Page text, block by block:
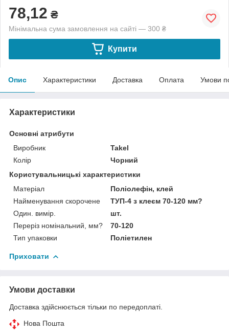
78,12 ₴
Мінімальна сума замовлення на сайті — 300 ₴
Купити
Опис Характеристики Доставка Оплата Умови
Характеристики
Основні атрибути
Виробник
Takel
Колір
Чорний
Користувальницькі характеристики
Матеріал
Поліолефін, клей
Найменування скорочене
ТУП-4 з клеєм 70-120 мм?
Один. вимір.
шт.
Переріз номінальний, мм?
70-120
Тип упаковки
Поліетилен
Приховати
Умови доставки
Доставка здійснюється тільки по передоплаті.
Нова Пошта